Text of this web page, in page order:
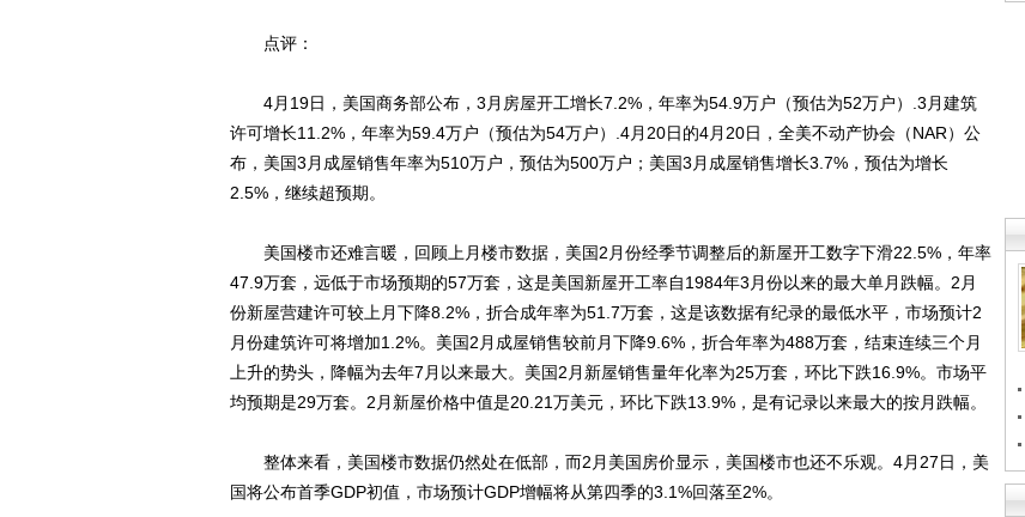
点评：
4月19日，美国商务部公布，3月房屋开工增长7.2%，年率为54.9万户（预估为52万户）.3月建筑
许可增长11.2%，年率为59.4万户（预估为54万户）.4月20日的4月20日，全美不动产协会（NAR）公
布，美国3月成屋销售年率为510万户，预估为500万户；美国3月成屋销售增长3.7%，预估为增长
2.5%，继续超预期。
美国楼市还难言暖，回顾上月楼市数据，美国2月份经季节调整后的新屋开工数字下滑22.5%，年率
47.9万套，远低于市场预期的57万套，这是美国新屋开工率自1984年3月份以来的最大单月跌幅。2月
份新屋营建许可较上月下降8.2%，折合成年率为51.7万套，这是该数据有纪录的最低水平，市场预计2
月份建筑许可将增加1.2%。美国2月成屋销售较前月下降9.6%，折合年率为488万套，结束连续三个月
上升的势头，降幅为去年7月以来最大。美国2月新屋销售量年化率为25万套，环比下跌16.9%。市场平
均预期是29万套。2月新屋价格中值是20.21万美元，环比下跌13.9%，是有记录以来最大的按月跌幅。
整体来看，美国楼市数据仍然处在低部，而2月美国房价显示，美国楼市也还不乐观。4月27日，美
国将公布首季GDP初值，市场预计GDP增幅将从第四季的3.1%回落至2%。